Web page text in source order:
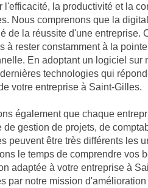
l'efficacité, la productivité et la
Nous comprenons que la
de la réussite d'une entreprise.
à rester constamment à la
En adoptant un logiciel sur
technologies qui
votre entreprise à Saint-Gilles.
également que chaque
de gestion de projets, de
peuvent être très différents les
le temps de comprendre vos
adaptée à votre entreprise à
par notre mission